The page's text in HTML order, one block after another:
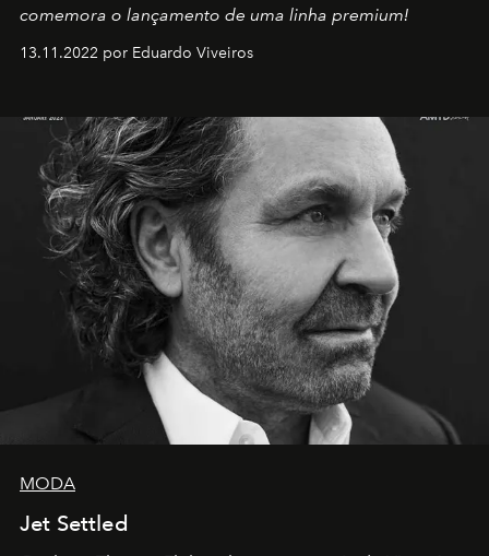
comemora o lançamento de uma linha premium!
13.11.2022 por Eduardo Viveiros
MODA
Jet Settled